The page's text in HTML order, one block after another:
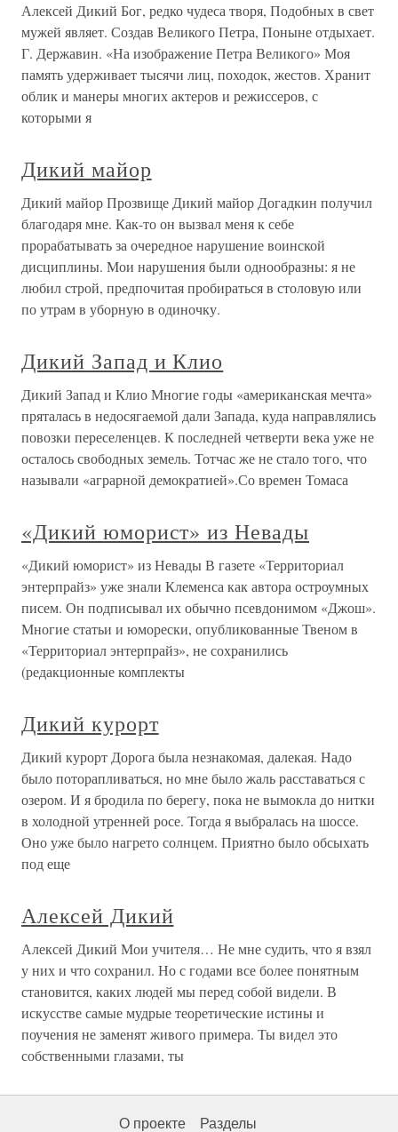
Алексей Дикий Бог, редко чудеса творя, Подобных в свет
мужей являет. Создав Великого Петра, Поныне отдыхает.
Г. Державин. «На изображение Петра Великого» Моя
память удерживает тысячи лиц, походок, жестов. Хранит
облик и манеры многих актеров и режиссеров, с
которыми я
Дикий майор
Дикий майор Прозвище Дикий майор Догадкин получил
благодаря мне. Как-то он вызвал меня к себе
прорабатывать за очередное нарушение воинской
дисциплины. Мои нарушения были однообразны: я не
любил строй, предпочитая пробираться в столовую или
по утрам в уборную в одиночку.
Дикий Запад и Клио
Дикий Запад и Клио Многие годы «американская мечта»
пряталась в недосягаемой дали Запада, куда направлялись
повозки переселенцев. К последней четверти века уже не
осталось свободных земель. Тотчас же не стало того, что
называли «аграрной демократией».Со времен Томаса
«Дикий юморист» из Невады
«Дикий юморист» из Невады В газете «Территориал
энтерпрайз» уже знали Клеменса как автора остроумных
писем. Он подписывал их обычно псевдонимом «Джош».
Многие статьи и юморески, опубликованные Твеном в
«Территориал энтерпрайз», не сохранились
(редакционные комплекты
Дикий курорт
Дикий курорт Дорога была незнакомая, далекая. Надо
было поторапливаться, но мне было жаль расставаться с
озером. И я бродила по берегу, пока не вымокла до нитки
в холодной утренней росе. Тогда я выбралась на шоссе.
Оно уже было нагрето солнцем. Приятно было обсыхать
под еще
Алексей Дикий
Алексей Дикий Мои учителя… Не мне судить, что я взял
у них и что сохранил. Но с годами все более понятным
становится, каких людей мы перед собой видели. В
искусстве самые мудрые теоретические истины и
поучения не заменят живого примера. Ты видел это
собственными глазами, ты
О проекте Разделы